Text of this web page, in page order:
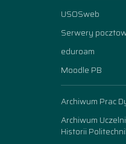
USOSweb
Serwery
eduroam
Moodle PB
Archiwum Prac
Archiwum
Historii